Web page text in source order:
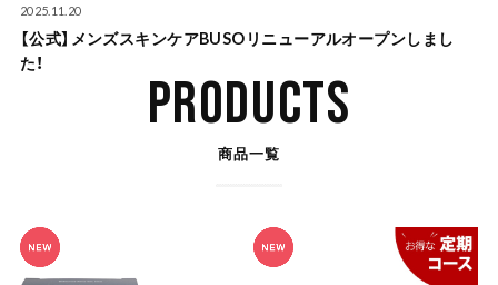
2025.11.20
【公式】メンズスキンケアBUSOリニューアルオープンしまし
た！
PRODUCTS
商品一覧